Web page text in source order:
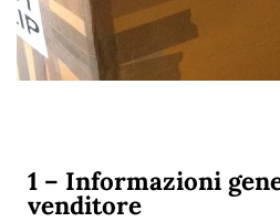
1 – Informazioni
venditore